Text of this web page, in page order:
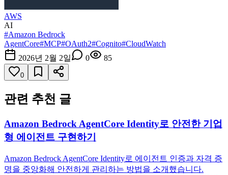
AWS
AI
#Amazon Bedrock
AgentCore#MCP#OAuth2#Cognito#CloudWatch
2026년 2월 2일
0 85
0
관련 추천 글
Amazon Bedrock AgentCore Identity로 안전한 기업
형 에이전트 구현하기
Amazon Bedrock AgentCore Identity로 에이전트 인증과 자격 증
명을 중앙화해 안전하게 관리하는 방법을 소개했습니다.